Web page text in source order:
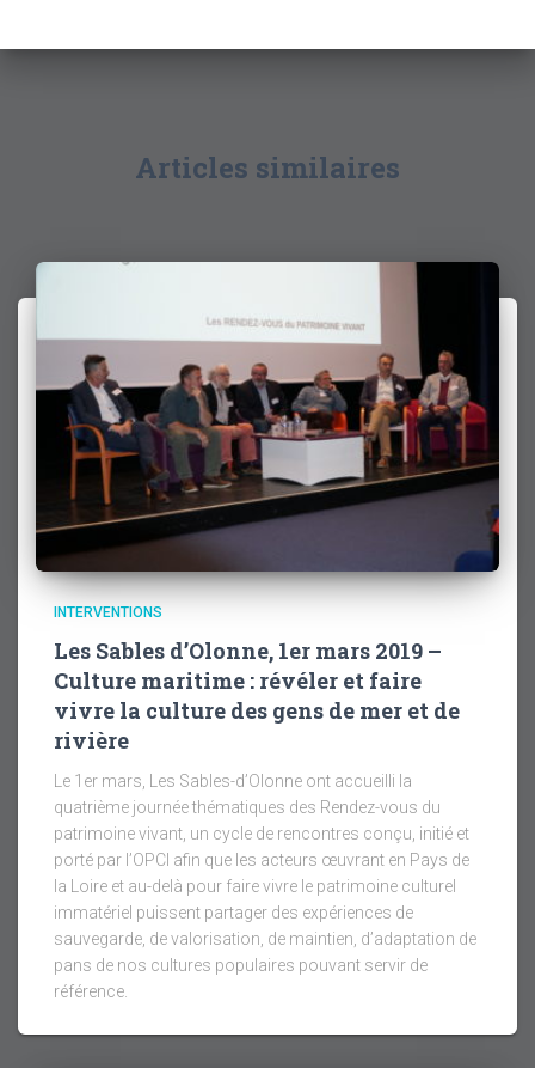
Articles similaires
INTERVENTIONS
Les Sables d’Olonne, 1er mars 2019 –
Culture maritime : révéler et faire
vivre la culture des gens de mer et de
rivière
Le 1er mars, Les Sables-d’Olonne ont accueilli la
quatrième journée thématiques des Rendez-vous du
patrimoine vivant, un cycle de rencontres conçu, initié et
porté par l’OPCI afin que les acteurs œuvrant en Pays de
la Loire et au-delà pour faire vivre le patrimoine culturel
immatériel puissent partager des expériences de
sauvegarde, de valorisation, de maintien, d’adaptation de
pans de nos cultures populaires pouvant servir de
référence.